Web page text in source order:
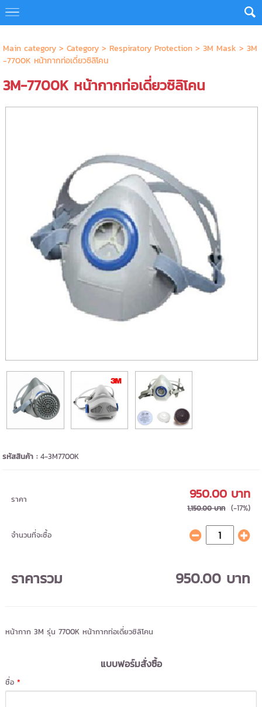
Main category> Category> Respiratory Protection> 3M Mask > 3M
-7700K หน้ากากท่อเดี่ยวซิลิโคน
3M-7700K หน้ากากท่อเดี่ยวซิลิโคน
รหัสสินค้า :4-3M7700K
ราคา 950.00 บาท
1,150.00 บาท (-17%)
จำนวนที่จะซื้อ
ราคารวม 950.00 บาท
หน้ากาก 3M รุ่น 7700K หน้ากากท่อเดี่ยวซิลิโคน
แบบฟอร์มสั่งซื้อ
ชื่อ*